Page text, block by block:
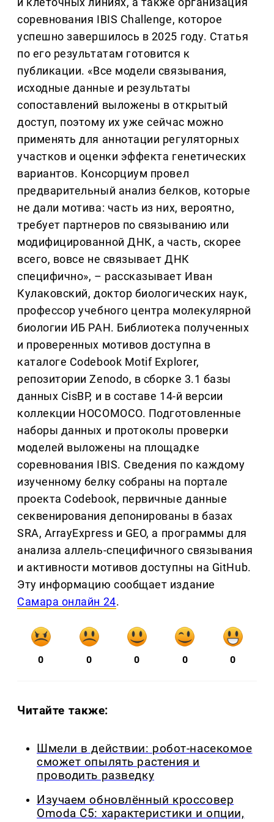
соревнования IBIS Challenge, которое
успешно завершилось в 2025 году. Статья
по его результатам готовится к
публикации. «Все модели связывания,
исходные данные и результаты
сопоставлений выложены в открытый
доступ, поэтому их уже сейчас можно
применять для аннотации регуляторных
участков и оценки эффекта генетических
вариантов. Консорциум провел
предварительный анализ белков, которые
не дали мотива: часть из них, вероятно,
требует партнеров по связыванию или
модифицированной ДНК, а часть, скорее
всего, вовсе не связывает ДНК
специфично», – рассказывает Иван
Кулаковский, доктор биологических наук,
профессор учебного центра молекулярной
биологии ИБ РАН. Библиотека полученных
и проверенных мотивов доступна в
каталоге Codebook Motif Explorer,
репозитории Zenodo, в сборке 3.1 базы
данных CisBP, и в составе 14-й версии
коллекции HOCOMOCO. Подготовленные
наборы данных и протоколы проверки
моделей выложены на площадке
соревнования IBIS. Сведения по каждому
изученному белку собраны на портале
проекта Codebook, первичные данные
секвенирования депонированы в базах
SRA, ArrayExpress и GEO, а программы для
анализа аллель-специфичного связывания
и активности мотивов доступны на GitHub.
Эту информацию сообщает издание
Самара онлайн 24.
0 0 0 0 0
Читайте также:
Шмели в действии: робот-насекомое
сможет опылять растения и
проводить разведку
Изучаем обновлённый кроссовер
Omoda C5: характеристики и опции,